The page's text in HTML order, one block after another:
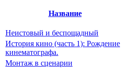
Название
Неистовый и беспощадный
История кино (часть 1): Рождение
кинематографа.
Монтаж в сценарии